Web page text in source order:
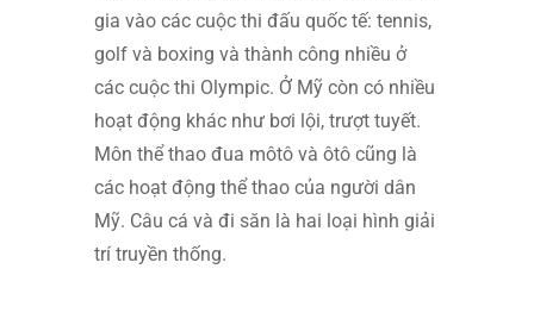
gia vào các cuộc thi đấu quốc tế: tennis,
golf và boxing và thành công nhiều ở
các cuộc thi Olympic. Ở Mỹ còn có nhiều
hoạt động khác như bơi lội, trượt tuyết.
Môn thể thao đua môtô và ôtô cũng là
các hoạt động thể thao của người dân
Mỹ. Câu cá và đi săn là hai loại hình giải
trí truyền thống.